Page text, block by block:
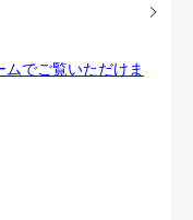
でご覧いただけま